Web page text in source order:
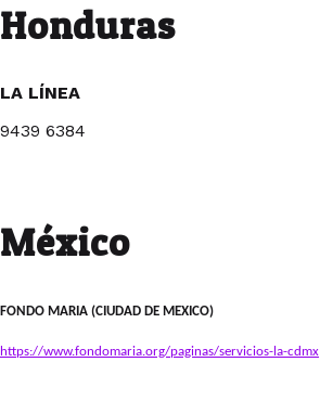
Honduras
LA LÍNEA
9439 6384
México
FONDO MARIA (CIUDAD DE MEXICO)
https://www.fondomaria.org/paginas/servicios-la-cdmx